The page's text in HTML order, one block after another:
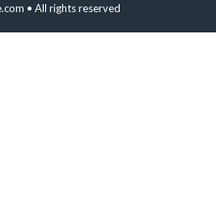
• All rights reserved